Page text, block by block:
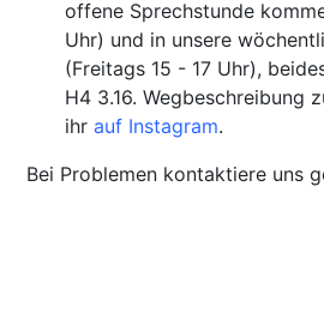
offene Sprechstunde
Uhr) und in unsere
(Freitags 15 - 17 Uhr),
H4 3.16. Wegbeschreibung
ihrauf Instagram.
Bei Problemen kontaktiere uns